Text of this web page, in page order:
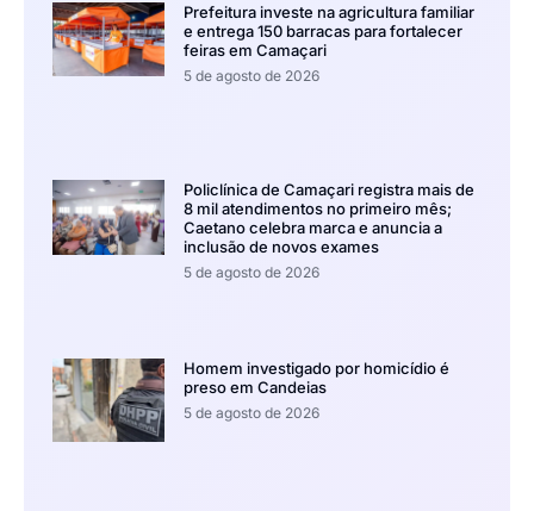
Prefeitura investe na agricultura familiar
e entrega 150 barracas para fortalecer
feiras em Camaçari
5 de agosto de 2026
Policlínica de Camaçari registra mais de
8 mil atendimentos no primeiro mês;
Caetano celebra marca e anuncia a
inclusão de novos exames
5 de agosto de 2026
Homem investigado por homicídio é
preso em Candeias
5 de agosto de 2026